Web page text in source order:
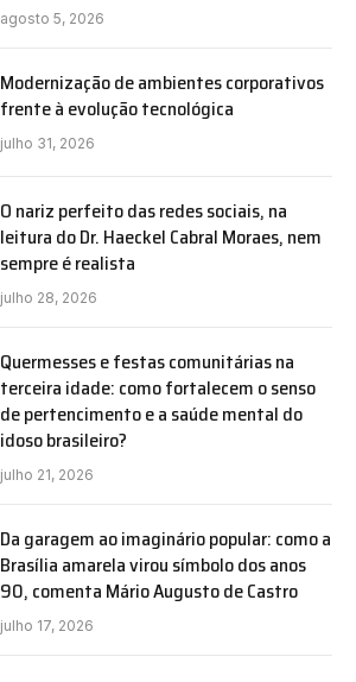
agosto 5, 2026
Modernização de ambientes corporativos
frente à evolução tecnológica
julho 31, 2026
O nariz perfeito das redes sociais, na
leitura do Dr. Haeckel Cabral Moraes, nem
sempre é realista
julho 28, 2026
Quermesses e festas comunitárias na
terceira idade: como fortalecem o senso
de pertencimento e a saúde mental do
idoso brasileiro?
julho 21, 2026
Da garagem ao imaginário popular: como a
Brasília amarela virou símbolo dos anos
90, comenta Mário Augusto de Castro
julho 17, 2026